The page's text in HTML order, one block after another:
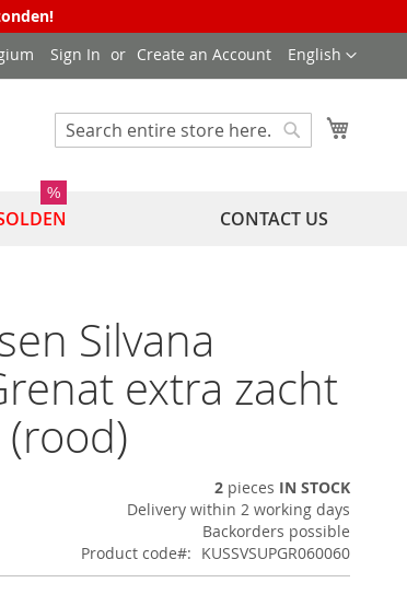
Language
English
Sign In Create an Account
Search
%
CONTACT US
Silvana
extra zacht
2 pieces IN STOCK
Delivery within 2 working days
Backorders possible
Product code
KUSSVSUPGR060060